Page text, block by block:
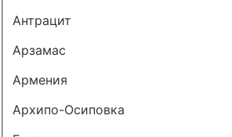
Антрацит
Арзамас
Армения
Архипо-Осиповка